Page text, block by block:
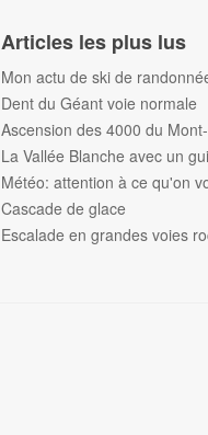
Articles les plus lus
Mon actu de ski de
Dent du Géant voie normale
Ascension des 4000 du
La Vallée Blanche avec un
Météo: attention à ce qu'on
Cascade de glace
Escalade en grandes voies